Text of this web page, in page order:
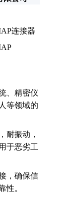
连接器
、精密仪
等领域的
耐振动，
于恶劣工
，确保信
性。